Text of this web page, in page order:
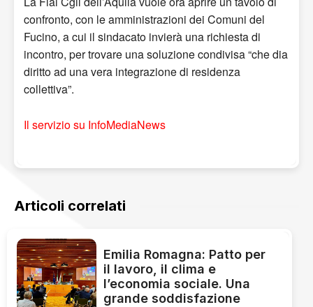
confronto, con le amministrazioni dei Comuni del
Fucino, a cui il sindacato invierà una richiesta di
incontro, per trovare una soluzione condivisa “che dia
diritto ad una vera integrazione di residenza
collettiva”.
Il servizio su InfoMediaNews
Articoli correlati
Emilia Romagna: Patto per
il lavoro, il clima e
l’economia sociale. Una
grande soddisfazione